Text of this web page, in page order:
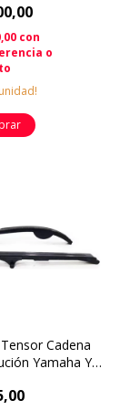
con
o
Cadena
Yamaha Ybr